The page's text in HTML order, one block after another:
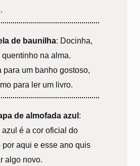
de baunilha: Docinha,
quentinho na alma.
para um banho gostoso,
para ler um livro.
de almofada azul :
azul é a cor oficial do
por aqui e esse ano quis
algo novo.